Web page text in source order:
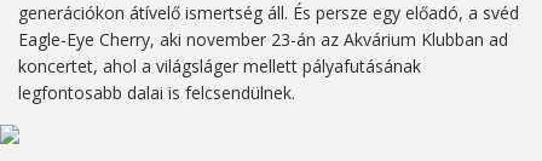
generációkon átívelő ismertség áll. És persze egy előadó, a svéd
Eagle-Eye Cherry, aki november 23-án az Akvárium Klubban ad
koncertet, ahol a világsláger mellett pályafutásának
legfontosabb dalai is felcsendülnek.